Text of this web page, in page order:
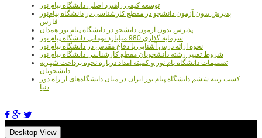
توسعه کیفی راهبرد اصلی دانشگاه پیام نور
پذیرش بدون آزمون دانشجو در مقطع کارشناسی در دانشگاه پیام‌نور
فارس
پذیرش بدون آزمون دانشجو در دانشگاه پیام نور همدان
سرمایه گذاری 980 میلیارد تومانی دانشگاه پیام نور
نحوه ارائه درس آشنایی با دفاع مقدس در دانشگاه پیام نور
شروط تغییر رشته دانشجویان مقطع کارشناسی دانشگاه پیام نور
تصمیمات دانشگاه یام نور و کمیته امداد درباره نحوه پرداخت شهریه
دانشجویان
کسب رتبه ششم دانشگاه پیام نور ایران در میان دانشگاه‌های از راه دور
دنیا
Desktop View